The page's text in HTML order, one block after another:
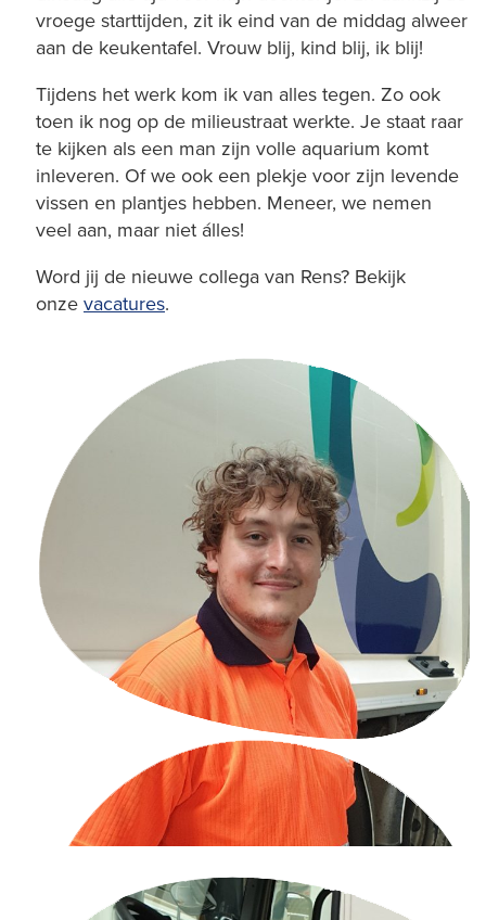
vroege starttijden, zit ik eind van de middag alweer
aan de keukentafel. Vrouw blij, kind blij, ik blij!
Tijdens het werk kom ik van alles tegen. Zo ook
toen ik nog op de milieustraat werkte. Je staat raar
te kijken als een man zijn volle aquarium komt
inleveren. Of we ook een plekje voor zijn levende
vissen en plantjes hebben. Meneer, we nemen
veel aan, maar niet álles!
Word jij de nieuwe collega van Rens? Bekijk
onze vacatures.